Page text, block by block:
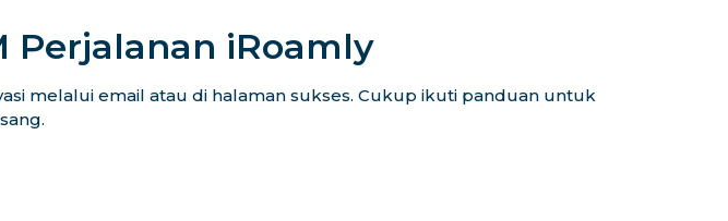
Perjalanan iRoamly
melalui email atau di halaman sukses. Cukup ikuti panduan untuk